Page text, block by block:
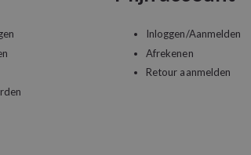
Inloggen/Aanmelden
Afrekenen
Retour aanmelden